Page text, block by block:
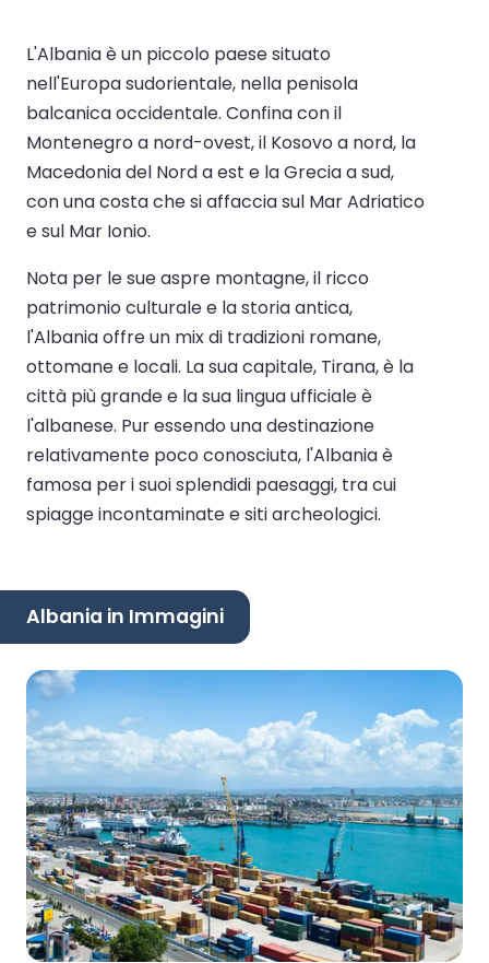
L'Albania è un piccolo paese situato
nell'Europa sudorientale, nella penisola
balcanica occidentale. Confina con il
Montenegro a nord-ovest, il Kosovo a nord, la
Macedonia del Nord a est e la Grecia a sud,
con una costa che si affaccia sul Mar Adriatico
e sul Mar Ionio.
Nota per le sue aspre montagne, il ricco
patrimonio culturale e la storia antica,
l'Albania offre un mix di tradizioni romane,
ottomane e locali. La sua capitale, Tirana, è la
città più grande e la sua lingua ufficiale è
l'albanese. Pur essendo una destinazione
relativamente poco conosciuta, l'Albania è
famosa per i suoi splendidi paesaggi, tra cui
spiagge incontaminate e siti archeologici.
Albania in Immagini